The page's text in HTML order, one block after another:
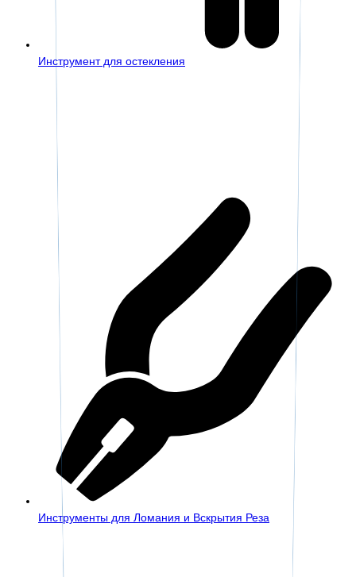
Инструмент для остекления
Инструменты для Ломания и Вскрытия Реза